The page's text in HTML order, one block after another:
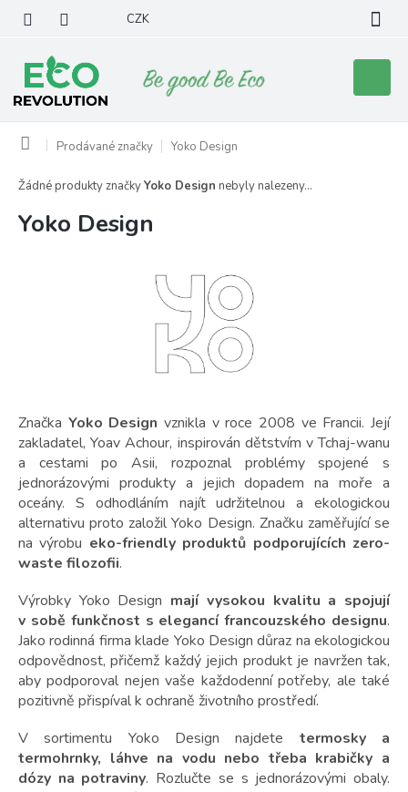
obsah
CZK
košík
Domů Prodávané značky Yoko Design
Yoko Design
Značka Yoko Design vznikla v roce 2008 ve Francii. Její
zakladatel, Yoav Achour, inspirován dětstvím v Tchaj-wanu
a cestami po Asii, rozpoznal problémy spojené s
jednorázovými produkty a jejich dopadem na moře a
oceány. S odhodláním najít udržitelnou a ekologickou
alternativu proto založil Yoko Design. Značku zaměřující se
na výrobu eko-friendly produktů podporujících zero-
waste filozofii.
Výrobky Yoko Design mají vysokou kvalitu a spojují
v sobě funkčnost s elegancí francouzského designu.
Jako rodinná firma klade Yoko Design důraz na ekologickou
odpovědnost, přičemž každý jejich produkt je navržen tak,
aby podporoval nejen vaše každodenní potřeby, ale také
pozitivně přispíval k ochraně životního prostředí.
V sortimentu Yoko Design najdete termosky a
termohrnky, láhve na vodu nebo třeba krabičky a
dózy na potraviny. Rozlučte se s jednorázovými obaly.
Žádné produkty značkyYoko Design nebyly nalezeny...